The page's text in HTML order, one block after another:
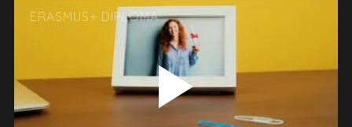
ERASMUS+ DIPLOMA